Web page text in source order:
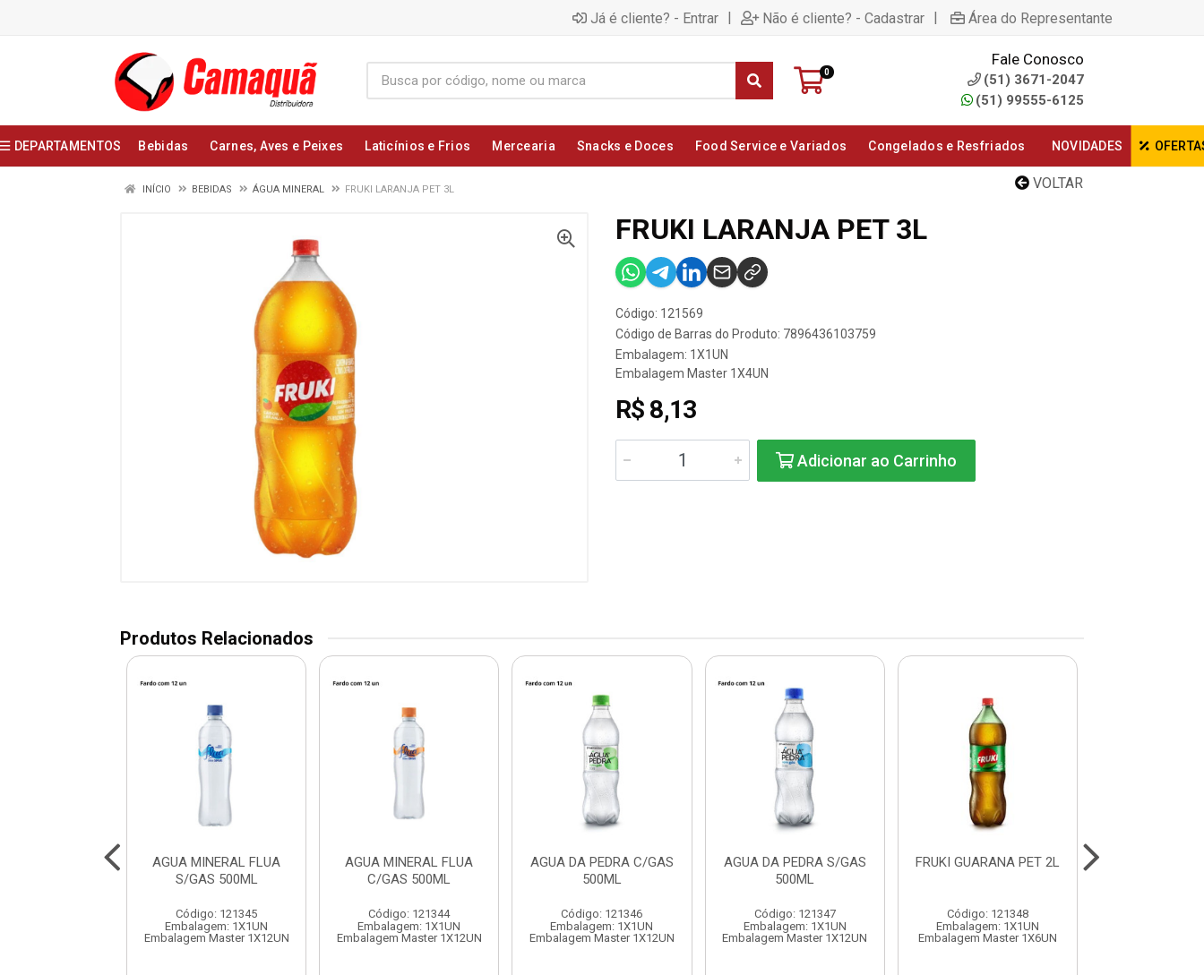
Já é cliente? - Entrar | Não é cliente? - Cadastrar | Área do Representante
0
Fale Conosco
(51) 3671-2047
(51) 99555-6125
DEPARTAMENTOS Bebidas Carnes, Aves e Peixes Laticínios e Frios Mercearia Snacks e Doces Food Service e Variados Congelados e Resfriados NOVIDADES
VOLTAR
INÍCIO BEBIDAS ÁGUA MINERAL FRUKI LARANJA PET 3L
FRUKI LARANJA PET 3L
Código: 121569
Código de Barras do Produto: 7896436103759
Embalagem: 1X1UN
Embalagem Master 1X4UN
R$ 8,13
Adicionar ao Carrinho
Produtos Relacionados
AGUA MINERAL FLUA
S/GAS 500ML
Código: 121345
Embalagem: 1X1UN
Embalagem Master 1X12UN
AGUA MINERAL FLUA
C/GAS 500ML
Código: 121344
Embalagem: 1X1UN
Embalagem Master 1X12UN
AGUA DA PEDRA C/GAS
500ML
Código: 121346
Embalagem: 1X1UN
Embalagem Master 1X12UN
AGUA DA PEDRA S/GAS
500ML
Código: 121347
Embalagem: 1X1UN
Embalagem Master 1X12UN
FRUKI GUARANA PET 2L
Código: 121348
Embalagem: 1X1UN
Embalagem Master 1X6UN